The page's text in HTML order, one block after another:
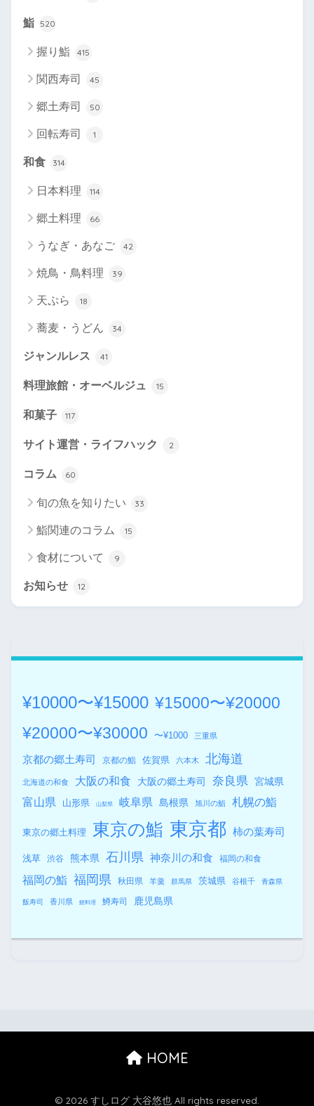
鮨 520
握り鮨 415
関西寿司 45
郷土寿司 50
回転寿司 1
和食 314
日本料理 114
郷土料理 66
うなぎ・あなご 42
焼鳥・鳥料理 39
天ぷら 18
蕎麦・うどん 34
ジャンルレス 41
料理旅館・オーベルジュ 15
和菓子 117
サイト運営・ライフハック 2
コラム 60
旬の魚を知りたい 33
鮨関連のコラム 15
食材について 9
お知らせ 12
¥10000〜¥15000 ¥15000〜¥20000
¥20000〜¥30000
〜¥1000 三重県
京都の郷土寿司 京都の鮨 佐賀県 六本木 北海道
北海道の和食 大阪の和食 大阪の郷土寿司 奈良県 宮城県
富山県 山形県 山梨県 岐阜県 島根県 旭川の鮨 札幌の鮨
東京の郷土料理 東京の鮨 東京都 柿の葉寿司
浅草 渋谷 熊本県 石川県 神奈川の和食 福岡の和食
福岡の鮨 福岡県 秋田県 羊羹 群馬県 茨城県 谷根千 青森県
飯寿司 香川県 鯉料理 鱒寿司 鹿児島県
HOME
© 2026 すしログ 大谷悠也 All rights reserved.